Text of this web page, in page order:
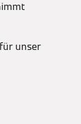
unser